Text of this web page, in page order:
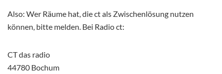
Also: Wer Räume hat, die ct als Zwischenlösung nutzen
können, bitte melden. Bei Radio ct:
CT das radio
44780 Bochum